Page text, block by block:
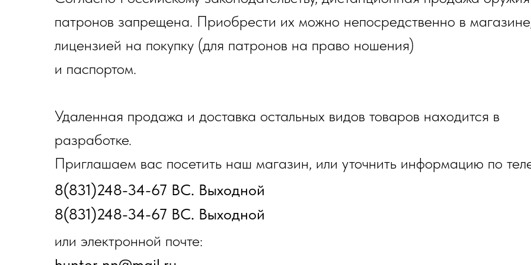
патронов запрещена. Приобрести их можно непосредственно в
лицензией на покупку (для патронов на право ношения)
и паспортом.
Удаленная продажа и доставка остальных видов товаров находится в
разработке.
Приглашаем вас посетить наш магазин, или уточнить информацию по
8(831)248-34-67 ВС. Выходной
8(831)248-34-67 ВС. Выходной
или электронной почте: